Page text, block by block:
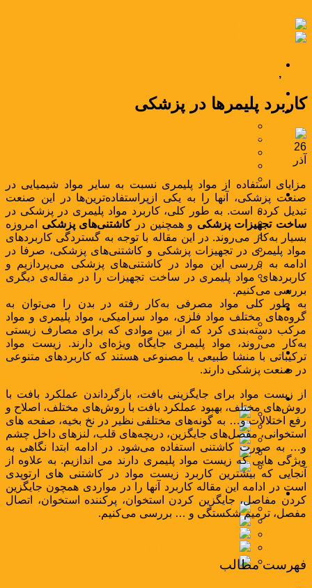
صفحه اصلی
محصولات
بسته‌بندی
صنایع
صنعت بسته‌بندی
صنعت نساجی
صنعت خودرو
صنعت راه و ساختمان
صنعت سیم و کابل
صنعت لوازم خانگی
مواد بازرگانی
اخبار و مقالات
اخبار
مقالات
کاتالوگ
تماس با ما
فارسی
فارسی
English
العربية
简体中文
Türkçe
فارسی
فارسی
English
,
کاربرد پلیمرها در پزشکی
26
آذر
مزایای استفاده از مواد پلیمری نسبت به سایر مواد شیمیایی در
صنعت پزشکی، آنها را به یکی ازپراستفاده‌ترین‌ها در این صنعت
تبدیل کرده است. به طور کلی، کاربرد مواد پلیمری در پزشکی در
ساخت تجهیزات پزشکی و همچنین درکاشتنی‌های پزشکی امروزه
بسیار به‌کار می‌روند. در این مقاله با توجه به گستردگی کاربردهای
مواد پلیمری در تجهیزات پزشکی و کاشتنی‌های پزشکی، صرفا در
ادامه به بررسی این مواد در کاشتنی‌های پزشکی می‌پردازیم و
کاربردهای مواد پلیمری در ساخت تجهیزات را در مقاله‌ی دیگری
بررسی می‌کنیم.
به طور کلی مواد مصرفی به‌کار رفته در بدن را می‌توان به
گروه‌های مختلف مواد فلزی، مواد سرامیکی، مواد پلیمری و مواد
مرکب دسته‌بندی کرد که از بین موادی که برای مصارف زیستی
به‌کار می‌روند، مواد پلیمری جایگاه ویژه‌ای دارند. زیست مواد
ترکیباتی با منشا طبیعی یا مصنوعی هستند که کاربردهای متنوعی
در صنعت پزشکی دارند.
از زیست مواد برای جایگزینی بافت، بازگرداندن عملکرد بافت با
روش‌های مختلف، بهبود عملکرد بافت با روش‌های مختلف، اصلاح و
رفع اختلالات و… به گونه‌های مختلفی نظیر در نخ بخیه، صفحه های
استخوانی، مفصل‌های جایگزین، دریچه‌های قلب، لنزهای داخل چشم
و… به صورت کاشتنی استفاده می‌شود. در ادامه ابتدا نگاهی به
ویژگی هایی که زیست مواد پلیمری دارند می اندازیم. به علاوه از
آنجایی که بیشترین کاربرد زیست مواد در کاشتنی های ارتوپدی
است در ادامه این مقاله کاربرد آنها را در مواردی همچون جایگزین
کردن مفاصل، جایگزین کردن استخوان، پرکننده استخوان، اتصال
مفصل، ترمیم شکستگی و … بررسی می‌کنیم.
فهرست مطالب